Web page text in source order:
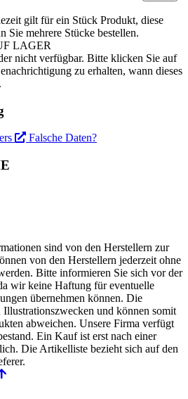
gilt für ein Stück Produkt, diese
Sie mehrere Stücke bestellen.
LAGER
nicht verfügbar. Bitte klicken Sie auf
zu erhalten, wann dieses
Falsche Daten?
sind von den Herstellern zur
von den Herstellern jederzeit ohne
Bitte informieren Sie sich vor der
wir keine Haftung für eventuelle
übernehmen können. Die
und können somit
abweichen. Unsere Firma verfügt
Ein Kauf ist erst nach einer
Die Artikelliste bezieht sich auf den